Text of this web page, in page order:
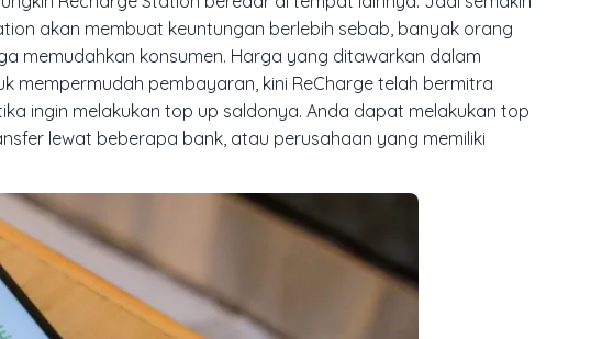
akan membuat keuntungan berlebih sebab, banyak orang
memudahkan konsumen. Harga yang ditawarkan dalam
mempermudah pembayaran, kini ReCharge telah bermitra
ingin melakukan top up saldonya. Anda dapat melakukan top
lewat beberapa bank, atau perusahaan yang memiliki